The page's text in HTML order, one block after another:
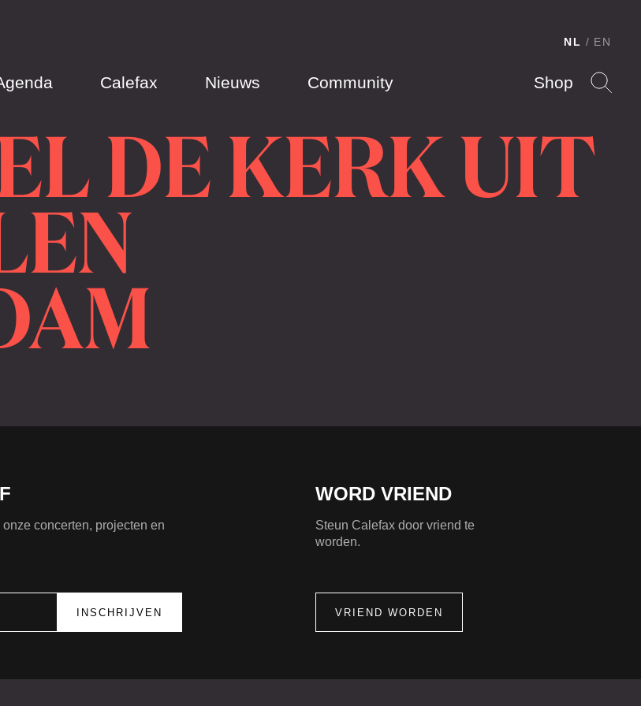
Calefax Nieuws Community Shop
NL EN
DE KERK UIT
concerten, projecten en
WORD VRIEND
Steun Calefax door vriend te
worden.
VRIEND WORDEN